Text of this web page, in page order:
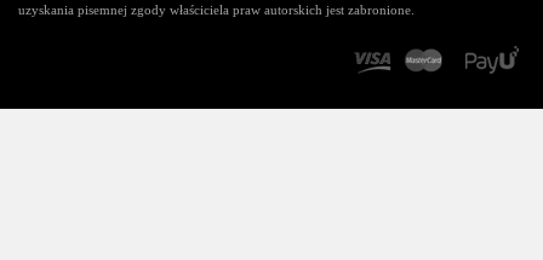
uzyskania pisemnej zgody właściciela praw autorskich jest zabronione.